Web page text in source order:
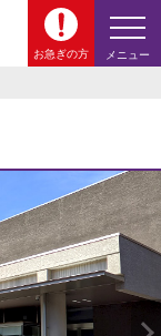
お急ぎの方 メニュー